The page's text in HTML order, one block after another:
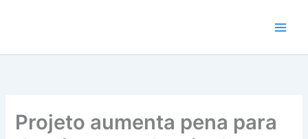
conteúdo
Projeto aumenta pena para